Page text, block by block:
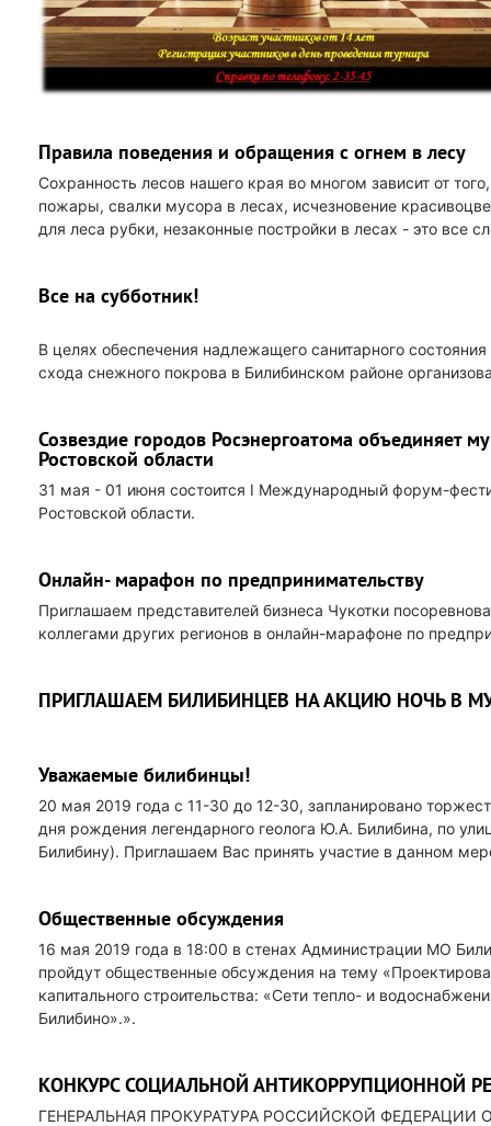
Правила поведения и обращения с огнем в лесу
Сохранность лесов нашего края во многом зависит от
пожары, свалки мусора в лесах, исчезновение
для леса рубки, незаконные постройки в лесах - это все
Все на субботник!
В целях обеспечения надлежащего санитарного
схода снежного покрова в Билибинском районе
Созвездие городов Росэнергоатома объединяет
Ростовской области
31 мая - 01 июня состоится I Международный форум-
Ростовской области.
Онлайн- марафон по предпринимательству
Приглашаем представителей бизнеса Чукотки
коллегами других регионов в онлайн-марафоне по
ПРИГЛАШАЕМ БИЛИБИНЦЕВ НА АКЦИЮ НОЧЬ В
Уважаемые билибинцы!
20 мая 2019 года с 11-30 до 12-30, запланировано
дня рождения легендарного геолога Ю.А. Билибина, по
Билибину). Приглашаем Вас принять участие в данном
Общественные обсуждения
16 мая 2019 года в 18:00 в стенах Администрации МО
пройдут общественные обсуждения на тему
капитального строительства: «Сети тепло- и
Билибино».».
КОНКУРС СОЦИАЛЬНОЙ АНТИКОРРУПЦИОННОЙ
ГЕНЕРАЛЬНАЯ ПРОКУРАТУРА РОССИЙСКОЙ ФЕДЕРАЦИИ